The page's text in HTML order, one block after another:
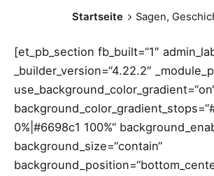
Startseite Sagen,
[et_pb_section fb_built=“1″
_builder_version=“4.22.2″
0%|#6698c1 100%“
background_size=“contain“